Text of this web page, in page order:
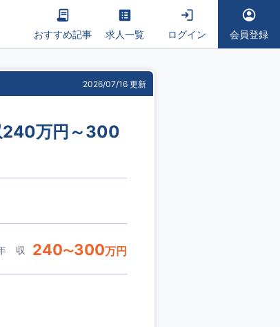
おすすめ記事 求人一覧 ログイン 会員登録
2026/07/16 更新
240万円～300
収 240〜300万円